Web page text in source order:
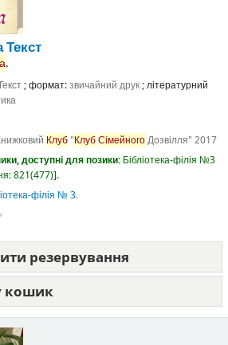
Текст
.
; формат:звичайний друк; літературний
Клуб"КлубСімейногоДозвілля" 2017
доступні для позики: Бібліотека-філія №3
821(477) .
філія № 3.
резервування
кошик